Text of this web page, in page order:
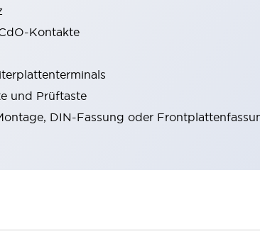
Kontakte
und Prüftaste
DIN-Fassung oder